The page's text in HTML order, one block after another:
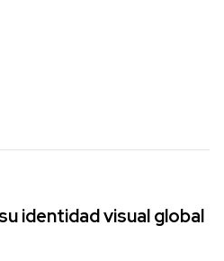
identidad visual global